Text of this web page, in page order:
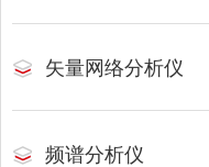
矢量网络分析仪
频谱分析仪